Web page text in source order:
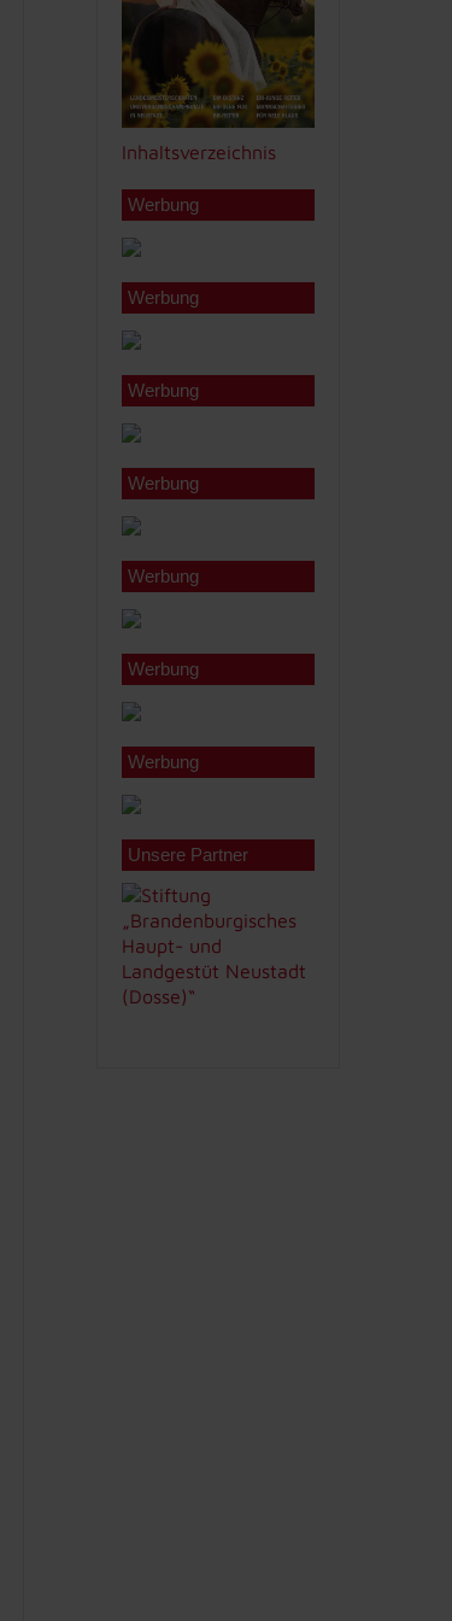
Inhaltsverzeichnis
Werbung
Werbung
Werbung
Werbung
Werbung
Werbung
Werbung
Unsere Partner